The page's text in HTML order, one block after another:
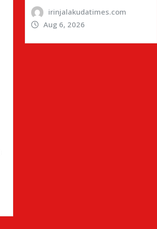
irinjalakudatimes.com
Aug 6, 2026